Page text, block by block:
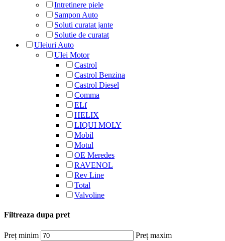
Intretinere piele
Sampon Auto
Soluti curatat jante
Solutie de curatat
Uleiuri Auto
Ulei Motor
Castrol
Castrol Benzina
Castrol Diesel
Comma
ELf
HELIX
LIQUI MOLY
Mobil
Motul
OE Meredes
RAVENOL
Rev Line
Total
Valvoline
Filtreaza dupa pret
Preț minim Preț maxim